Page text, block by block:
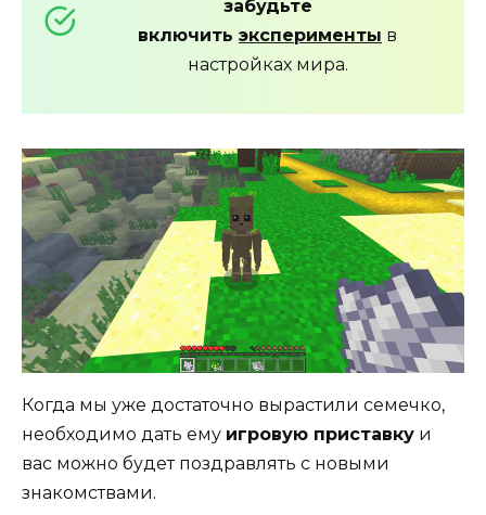
забудьте
включить эксперименты в
настройках мира.
Когда мы уже достаточно вырастили семечко,
необходимо дать ему игровую приставку и
вас можно будет поздравлять с новыми
знакомствами.